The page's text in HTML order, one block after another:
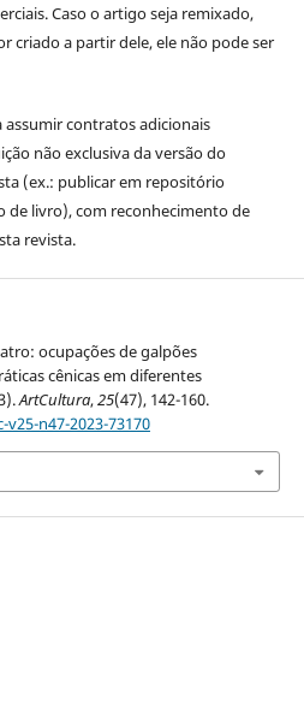
Caso o artigo seja remixado,
criado a partir dele, ele não pode ser
contratos adicionais
não exclusiva da versão do
(ex.: publicar em repositório
de livro), com reconhecimento de
revista.
ocupações de galpões
cênicas em diferentes
ArtCultura,25(47), 142-160.
n47-2023-73170